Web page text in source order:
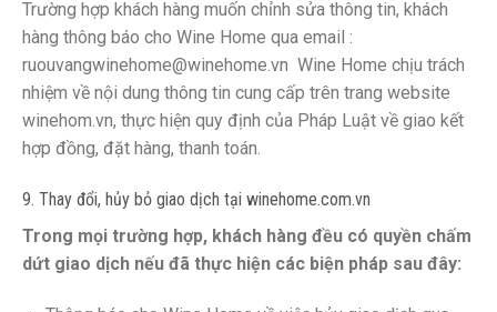
Trường hợp khách hàng muốn chỉnh sửa thông tin, khách
hàng thông báo cho Wine Home qua email :
ruouvangwinehome@winehome.vn Wine Home chịu trách
nhiệm về nội dung thông tin cung cấp trên trang website
winehom.vn, thực hiện quy định của Pháp Luật về giao kết
hợp đồng, đặt hàng, thanh toán.
9. Thay đổi, hủy bỏ giao dịch tại winehome.com.vn
Trong mọi trường hợp, khách hàng đều có quyền chấm
dứt giao dịch nếu đã thực hiện các biện pháp sau đây: